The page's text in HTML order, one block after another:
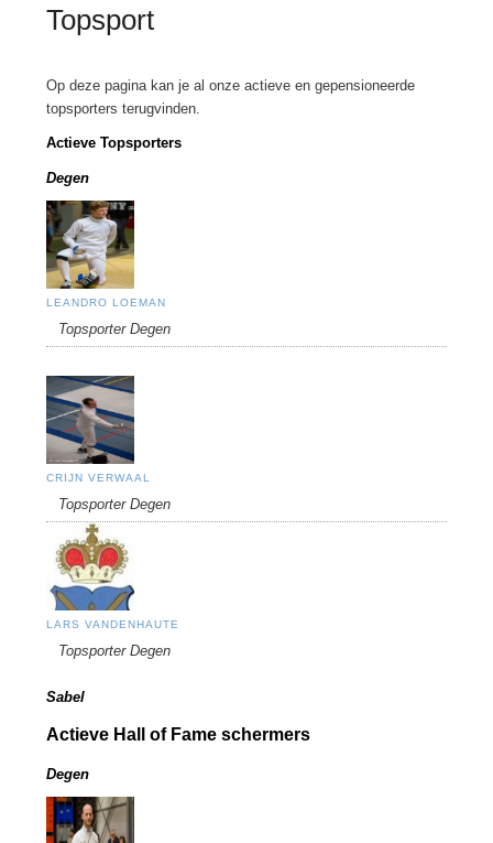
Topsport
Op deze pagina kan je al onze actieve en gepensioneerde
topsporters terugvinden.
Actieve Topsporters
Degen
LEANDRO LOEMAN
Topsporter Degen
CRIJN VERWAAL
Topsporter Degen
LARS VANDENHAUTE
Topsporter Degen
Sabel
Actieve Hall of Fame schermers
Degen